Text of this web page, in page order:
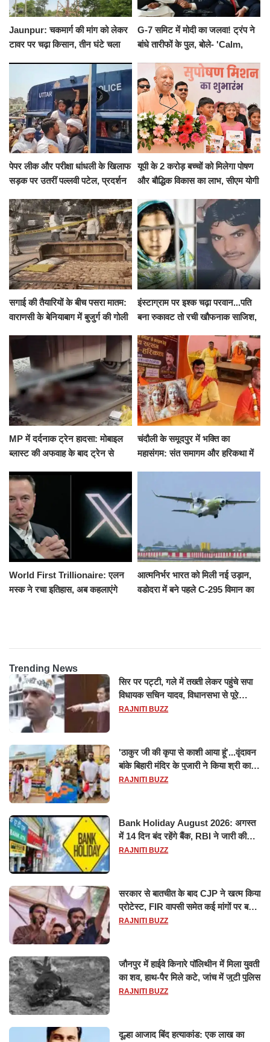
Jaunpur: चकमार्ग की मांग को लेकर
टावर पर चढ़ा किसान, तीन घंटे चला
G-7 समिट में मोदी का जलवा! ट्रंप ने
बांधे तारीफों के पुल, बोले- 'Calm,
पेपर लीक और परीक्षा धांधली के खिलाफ
सड़क पर उतरीं पल्लवी पटेल, प्रदर्शन
यूपी के 2 करोड़ बच्चों को मिलेगा पोषण
और बौद्धिक विकास का लाभ, सीएम योगी
सगाई की तैयारियों के बीच पसरा मातम:
वाराणसी के बेनियाबाग में बुजुर्ग की गोली
इंस्टाग्राम पर इश्क चढ़ा परवान...पति
बना रुकावट तो रची खौफनाक साजिश,
के घाट
MP में दर्दनाक ट्रेन हादसा: मोबाइल
ब्लास्ट की अफवाह के बाद ट्रेन से
रौंदा, 4 की मौत
चंदौली के समूदपुर में भक्ति का
महासंगम: संत समागम और हरिकथा में
World First Trillionaire: एलन
मस्क ने रचा इतिहास, अब कहलाएंगे
आत्मनिर्भर भारत को मिली नई उड़ान,
वडोदरा में बने पहले C-295 विमान का
Trending News
सिर पर पट्टी, गले में तख्ती लेकर पहुंचे सपा
विधायक सचिन यादव, विधानसभा से पूरे
मानसून सत्र के लिए किया गया निलंबित
RAJNITI BUZZ
'ठाकुर जी की कृपा से काशी आया हूं'...वृंदावन
बांके बिहारी मंदिर के पुजारी ने किया श्री काशी
विश्वनाथ का जलाभिषेक
RAJNITI BUZZ
Bank Holiday August 2026: अगस्त
में 14 दिन बंद रहेंगे बैंक, RBI ने जारी की
छुट्टियों की लिस्ट​​​​​​​
RAJNITI BUZZ
सरकार से बातचीत के बाद CJP ने खत्म किया
प्रोटेस्ट, FIR वापसी समेत कई मांगों पर बनी
सहमति
RAJNITI BUZZ
जौनपुर में हाईवे किनारे पॉलिथीन में मिला युवती
का शव, हाथ-पैर मिले कटे, जांच में जुटी पुलिस
RAJNITI BUZZ
दूल्हा आजाद बिंद हत्याकांड: एक लाख का